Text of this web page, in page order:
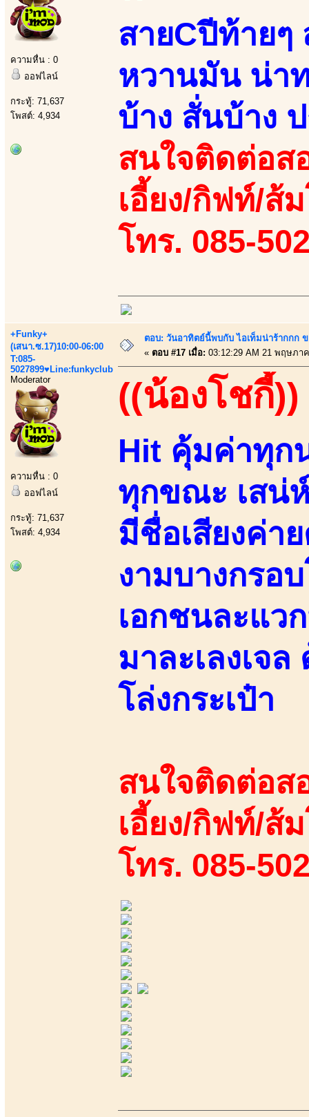
ความหื่น : 0
ออฟไลน์
กระทู้: 71,637
โพสต์: 4,934
สายCปีท้ายๆ
หวานมัน น่า
บ้าง สั่นบ้าง
สนใจติดต่อส
เอี้ยง/กิฟท์/ส้
โทร. 085-
+Funky+
(เสนา.ซ.17)10:00-06:00
T:085-
5027899♥Line:funkyclub
Moderator
ความหื่น : 0
ออฟไลน์
กระทู้: 71,637
โพสต์: 4,934
ตอบ: วันอาทิตย์นี้พบกับ ไอเท็มน่าร้ากกก
« ตอบ #17 เมื่อ: 03:12:29 AM 21 พฤษภา
((น้องโชกี้))
Hit คุ้มค่าทุก
ทุกขณะ เสน่
มีชื่อเสียงค่า
งามบางกรอ
เอกชนละแว
มาละเลงเจ
โล่งกระเป๋า
สนใจติดต่อส
เอี้ยง/กิฟท์/ส้
โทร. 085-